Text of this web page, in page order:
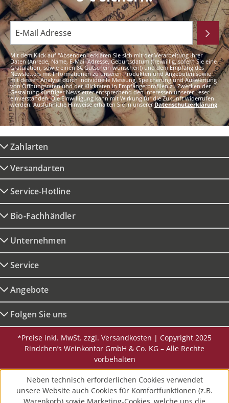
Mit dem Klick auf "Absenden" erklären Sie sich mit der Verarbeitung Ihrer
Daten (Anrede, Name, E-Mail Adresse, Geburtsdatum (freiwillig, sofern Sie eine
Gratulation, sowie einen 8€ Gutschein wünschen)) und dem Empfang des
Newsletters mit Informationen zu unseren Produkten und Angeboten sowie
mit dessen Analyse durch individuelle Messung, Speicherung und Auswertung
von Öffnungsraten und der Klickraten in Empfängerprofilen zu Zwecken der
Gestaltung künftiger Newsletter entsprechend den Interessen unserer Leser
einverstanden. Die Einwilligung kann mit Wirkung für die Zukunft widerrufen
werden. Ausführliche Hinweise erhalten Sie in unsererDatenschutzerklärung.
Zahlarten
Versandarten
Service-Hotline
Bio-Fachhändler
Unternehmen
Service
Angebote
Folgen Sie uns
*Preise inkl. MwSt. zzgl. Versandkosten | Copyright 2025
Rindchen’s Weinkontor GmbH & Co. KG – Alle Rechte
vorbehalten
Neben technisch erforderlichen Cookies verwendet
unsere Website auch Cookies für Komfortfunktionen (z.B.
Warenkorb) sowie Marketing-Cookies, welche uns die